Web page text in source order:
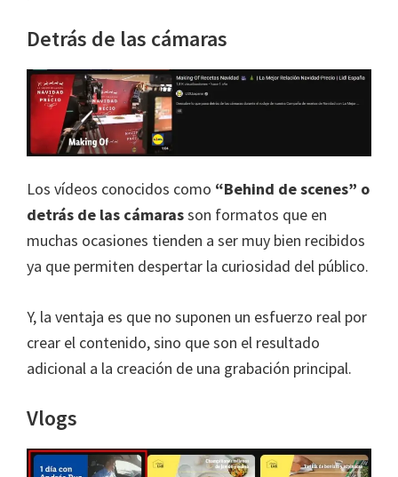
Detrás de las cámaras
Los vídeos conocidos como “Behind de scenes” o
detrás de las cámarasson formatos que en
muchas ocasiones tienden a ser muy bien recibidos
ya que permiten despertar la curiosidad del público.
Y, la ventaja es que no suponen un esfuerzo real por
crear el contenido, sino que son el resultado
adicional a la creación de una grabación principal.
Vlogs